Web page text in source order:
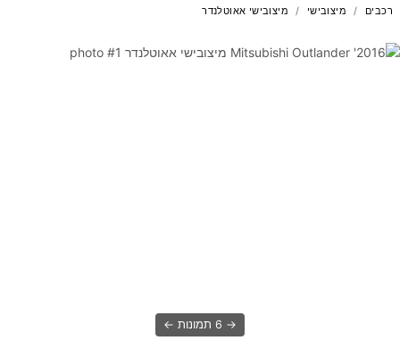
רכבים מיצובישי מיצובישי אאוטלנדר
6 תמונות